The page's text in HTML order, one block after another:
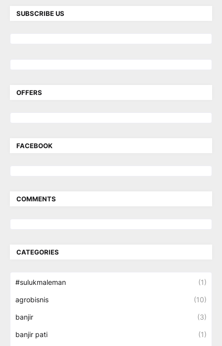
SUBSCRIBE US
OFFERS
FACEBOOK
COMMENTS
CATEGORIES
#sulukmaleman (1)
agrobisnis (10)
banjir (3)
banjir pati (1)